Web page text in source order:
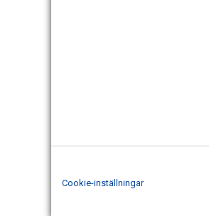
Cookie-inställningar